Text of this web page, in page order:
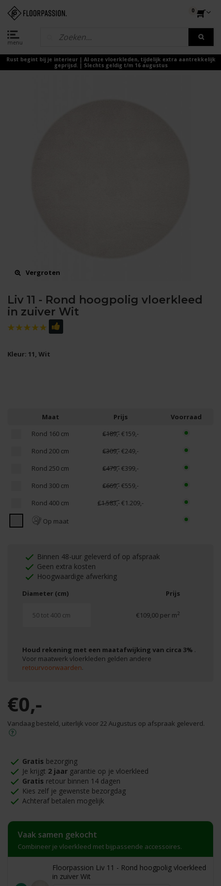
menu
0
Rust begint bij je interieur | Al onze vloerkleden, tijdelijk extra aantrekkelijk
geprijsd. | Slechts geldig t/m 16 augustus
Vergroten
Liv 11 - Rond hoogpolig vloerkleed
in zuiver Wit
Kleur: 11, Wit
Maat Prijs
Voorraad
Rond 160 cm
€189,-€159,-
Rond 200 cm
€309,-€249,-
Rond 250 cm
€479,-€399,-
Rond 300 cm
€669,-€559,-
Rond 400 cm
€1.583,-€1.209,-
Op maat
Binnen 48-uur geleverd of op afspraak
Geen extra kosten
Hoogwaardige afwerking
Diameter (cm) Prijs
€109,00 per m2
Houd rekening met een maatafwijking van circa 3% .
Voor maatwerk vloerkleden gelden andere
retourvoorwaarden.
€0,-
Vandaag besteld, uiterlijk voor 22 Augustus op afspraak geleverd.
Gratis bezorging
Je krijgt 2 jaar garantie op je vloerkleed
Gratis retour binnen 14 dagen
Kies zelf je gewenste bezorgdag
Achteraf betalen mogelijk
Vaak samen gekocht
Combineer je vloerkleed met bijpassende accessoires.
Floorpassion Liv 11 - Rond hoogpolig vloerkleed
in zuiver Wit